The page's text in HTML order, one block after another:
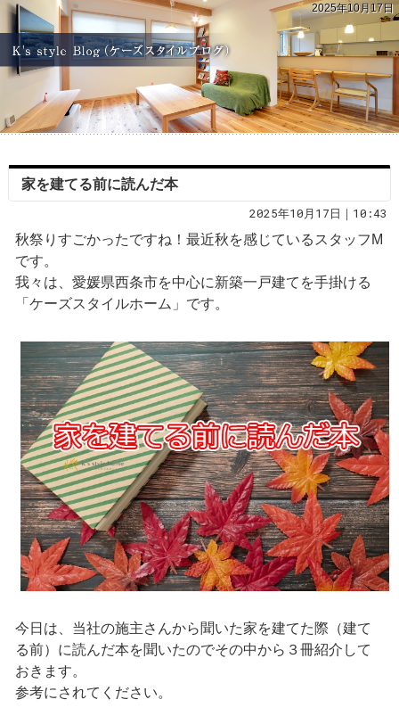
2025年10月17日
家を建てる前に読んだ本
2025年10月17日｜10:43
秋祭りすごかったですね！最近秋を感じているスタッフM
です。
我々は、愛媛県西条市を中心に新築一戸建てを手掛ける
「ケーズスタイルホーム」です。
今日は、当社の施主さんから聞いた家を建てた際（建て
る前）に読んだ本を聞いたのでその中から３冊紹介して
おきます。
参考にされてください。